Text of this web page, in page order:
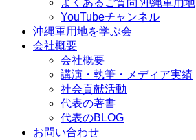
よくあるご質問 沖縄軍用地
YouTubeチャンネル
沖縄軍用地を学ぶ会
会社概要
会社概要
講演・執筆・メディア実績
社会貢献活動
代表の著書
代表のBLOG
お問い合わせ